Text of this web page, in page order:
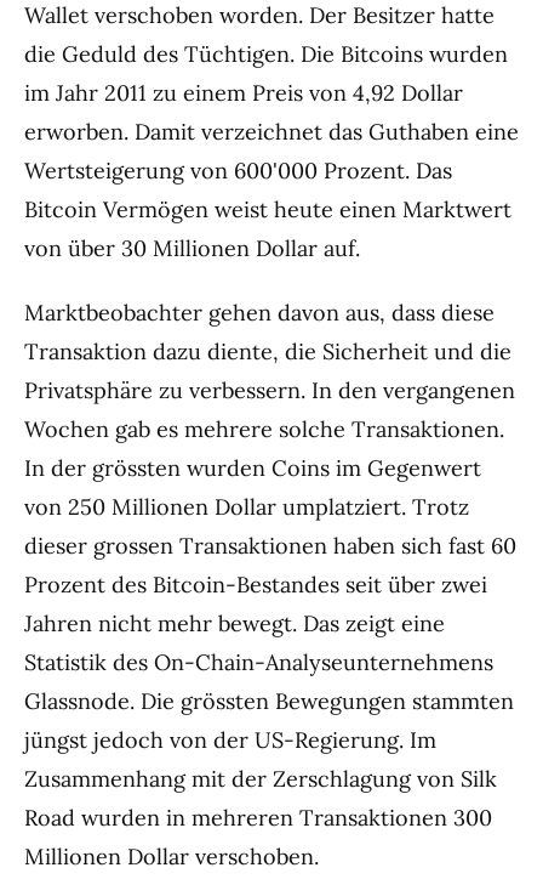
Wallet verschoben worden. Der Besitzer hatte
die Geduld des Tüchtigen. Die Bitcoins wurden
im Jahr 2011 zu einem Preis von 4,92 Dollar
erworben. Damit verzeichnet das Guthaben eine
Wertsteigerung von 600'000 Prozent. Das
Bitcoin Vermögen weist heute einen Marktwert
von über 30 Millionen Dollar auf.
Marktbeobachter gehen davon aus, dass diese
Transaktion dazu diente, die Sicherheit und die
Privatsphäre zu verbessern. In den vergangenen
Wochen gab es mehrere solche Transaktionen.
In der grössten wurden Coins im Gegenwert
von 250 Millionen Dollar umplatziert. Trotz
dieser grossen Transaktionen haben sich fast 60
Prozent des Bitcoin-Bestandes seit über zwei
Jahren nicht mehr bewegt. Das zeigt eine
Statistik des On-Chain-Analyseunternehmens
Glassnode. Die grössten Bewegungen stammten
jüngst jedoch von der US-Regierung. Im
Zusammenhang mit der Zerschlagung von Silk
Road wurden in mehreren Transaktionen 300
Millionen Dollar verschoben.